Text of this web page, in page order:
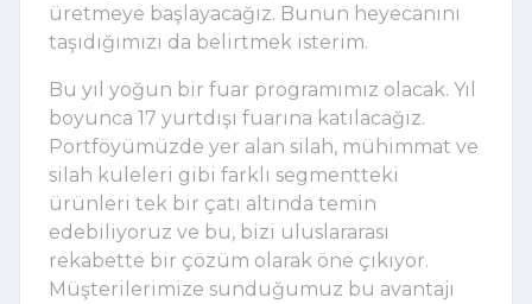
üretmeye başlayacağız. Bunun heyecanını
taşıdığımızı da belirtmek isterim.
Bu yıl yoğun bir fuar programımız olacak. Yıl
boyunca 17 yurtdışı fuarına katılacağız.
Portföyümüzde yer alan silah, mühimmat ve
silah kuleleri gibi farklı segmentteki
ürünleri tek bir çatı altında temin
edebiliyoruz ve bu, bizi uluslararası
rekabette bir çözüm olarak öne çıkıyor.
Müşterilerimize sunduğumuz bu avantajı